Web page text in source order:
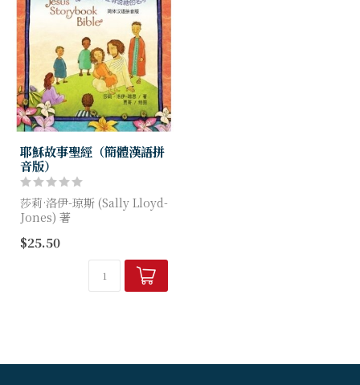
耶穌故事聖經（簡體漢語拼
音版）
莎莉·洛伊-琼斯 (Sally Lloyd-
Jones) 著
44个故事贯穿世界的起源到新
天新地的来临，环环相扣，带
领你一步一步进入上帝伟大救
$25.50